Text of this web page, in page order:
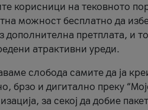
корисници на тековното
можност бесплатно да
дополнителна претплата, и
атрактивни уреди.
слобода самите да ја
брзо и дигитално преку
за секој да добие